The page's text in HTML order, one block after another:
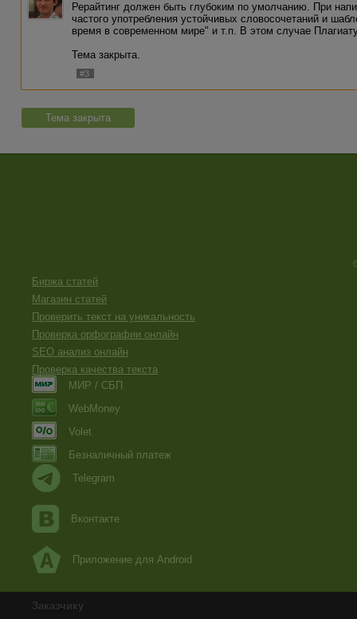
Рерайтинг должен быть глубоким по умолчанию. При
частого употребления устойчивых словосочетаний и
время в современном мире" и т.п. В этом случае
Тема закрыта.
#3
Тема закрыта
Биржа статей
Магазин статей
Проверить текст на уникальность
Проверка орфографии онлайн
SEO анализ онлайн
Проверка качества текста
МИР / СБП
WebMoney
Volet
Безналичный платеж
Telegram
Вконтакте
Приложение для Android
Заказчику